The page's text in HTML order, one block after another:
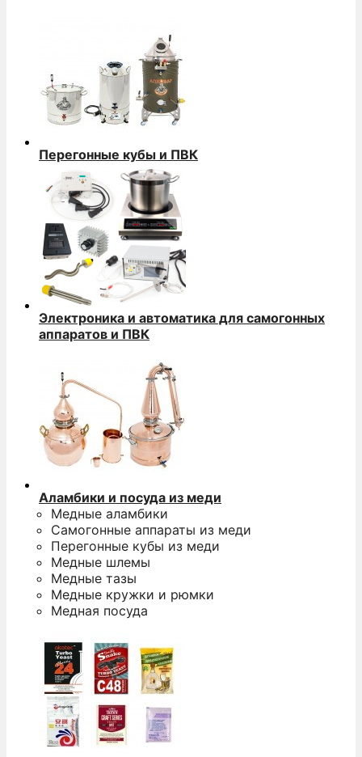
Перегонные кубы и ПВК
Электроника и автоматика для самогонных
аппаратов и ПВК
Аламбики и посуда из меди
Медные аламбики
Самогонные аппараты из меди
Перегонные кубы из меди
Медные шлемы
Медные тазы
Медные кружки и рюмки
Медная посуда